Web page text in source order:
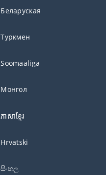
Беларуская
Туркмен
Soomaaliga
Монгол
ភាសាខ្មែរ
Hrvatski
සිංහල